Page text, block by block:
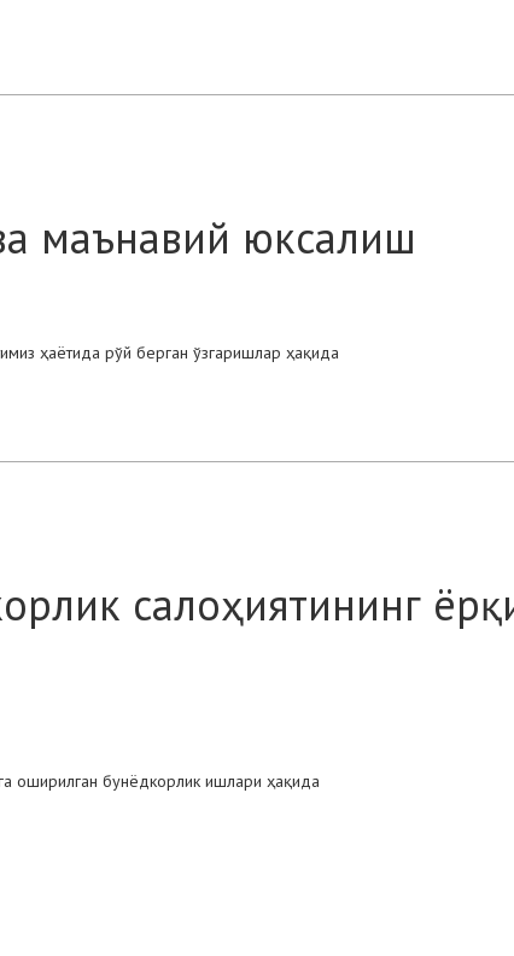
маънавий юксалиш
ҳаётида рўй берган ўзгаришлар ҳақида
салоҳиятининг
оширилган бунёдкорлик ишлари ҳақида